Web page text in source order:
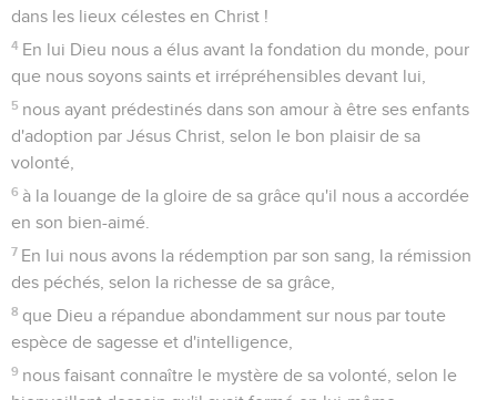
dans les lieux célestes en Christ !
4 En lui Dieu nous a élus avant la fondation du monde, pour
que nous soyons saints et irrépréhensibles devant lui,
5 nous ayant prédestinés dans son amour à être ses enfants
d'adoption par Jésus Christ, selon le bon plaisir de sa
volonté,
6 à la louange de la gloire de sa grâce qu'il nous a accordée
en son bien-aimé.
7 En lui nous avons la rédemption par son sang, la rémission
des péchés, selon la richesse de sa grâce,
8 que Dieu a répandue abondamment sur nous par toute
espèce de sagesse et d'intelligence,
9 nous faisant connaître le mystère de sa volonté, selon le